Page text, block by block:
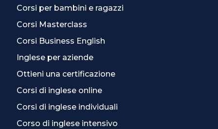
Corsi per bambini e ragazzi
Corsi Masterclass
Corsi Business English
Inglese per aziende
Ottieni una certificazione
Corsi di inglese online
Corsi di inglese individuali
Corso di inglese intensivo